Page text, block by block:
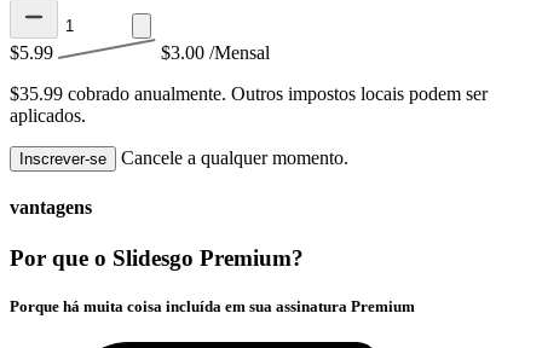
$5.99 $3.00 /Mensal
$35.99 cobrado anualmente. Outros impostos locais podem ser
aplicados.
Inscrever-se Cancele a qualquer momento.
vantagens
Por que o Slidesgo Premium?
Porque há muita coisa incluída em sua assinatura Premium